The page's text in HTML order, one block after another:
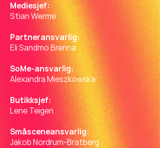
Mediesjef:
Stian Werme
Partneransvarlig:
Eli Sandmo Brenna
SoMe-ansvarlig:
Alexandra Mieszkowska
Butikksjef:
Lene Teigen
Småsceneansvarlig:
Jakob Nordrum-Bratberg